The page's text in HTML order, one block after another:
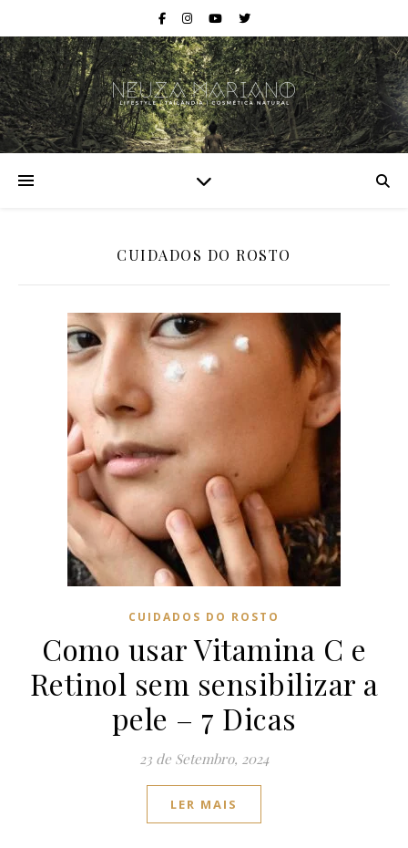
CUIDADOS DO ROSTO
CUIDADOS DO ROSTO
Como usar Vitamina C e
Retinol sem sensibilizar a
pele – 7 Dicas
23 de Setembro, 2024
LER MAIS